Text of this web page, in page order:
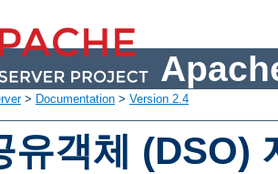
> Documentation > Version 2.4
유객체 (DSO)